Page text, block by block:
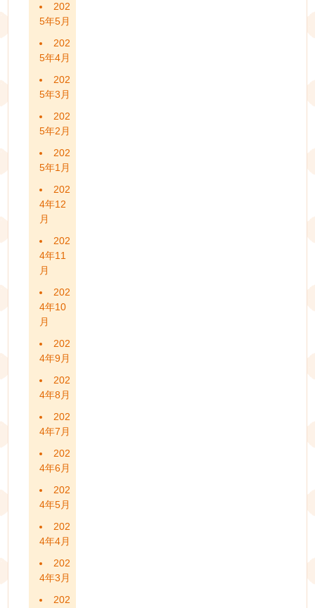
202
5年5月
202
5年4月
202
5年3月
202
5年2月
202
5年1月
202
4年12
月
202
4年11
月
202
4年10
月
202
4年9月
202
4年8月
202
4年7月
202
4年6月
202
4年5月
202
4年4月
202
4年3月
202